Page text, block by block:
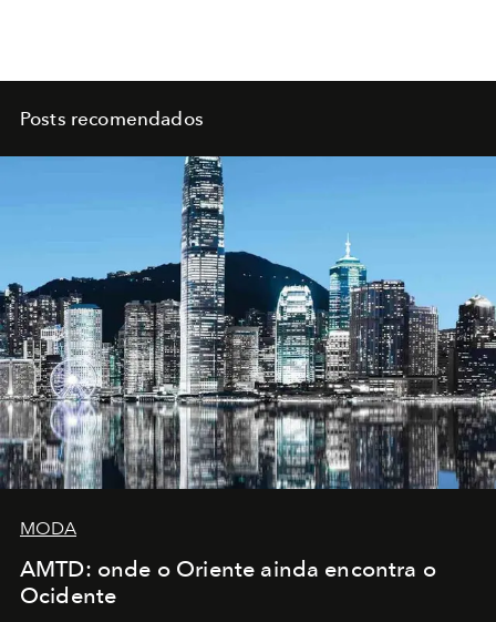
Posts recomendados
MODA
AMTD: onde o Oriente ainda encontra o
Ocidente